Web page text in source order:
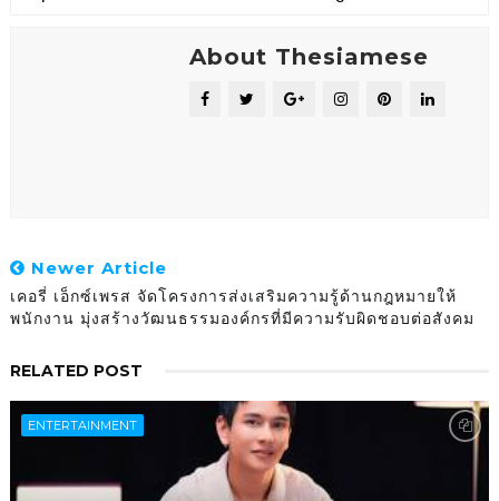
About Thesiamese
Newer Article
เคอรี่ เอ็กซ์เพรส จัดโครงการส่งเสริมความรู้ด้านกฎหมายให้
พนักงาน มุ่งสร้างวัฒนธรรมองค์กรที่มีความรับผิดชอบต่อสังคม
RELATED POST
ENTERTAINMENT